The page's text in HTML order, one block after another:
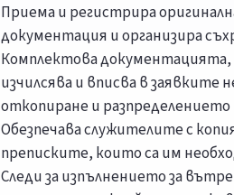
Приема и регистрира
документация и организира
Комплектова документацията,
изчилсява и вписва в заявките
откопиране и разпределението
Обезпечава служителите с
преписките, които са им
Следи за изпълнението за